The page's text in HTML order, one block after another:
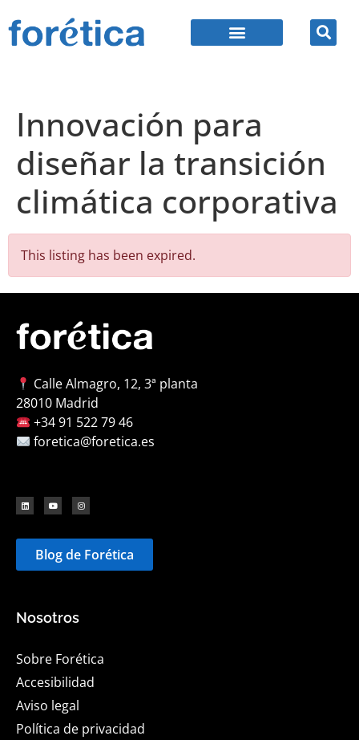
Innovación para
diseñar la transición
climática corporativa
This listing has been expired.
Calle Almagro, 12, 3ª planta
28010 Madrid
+34 91 522 79 46
foretica@foretica.es
Blog de Forética
Nosotros
Sobre Forética
Accesibilidad
Aviso legal
Política de privacidad